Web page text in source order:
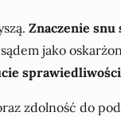
Znaczenie snu
jako
sprawiedliwości
zdolność do